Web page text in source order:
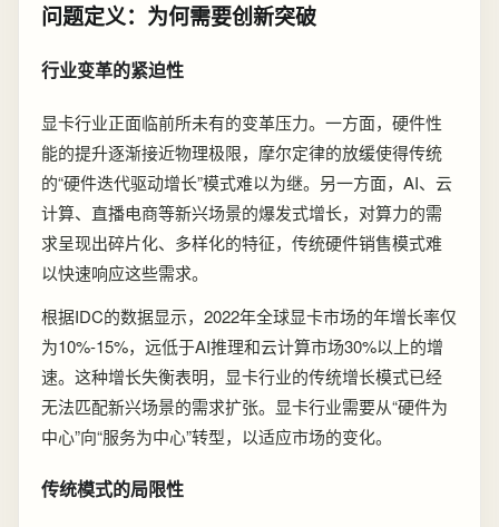
问题定义：为何需要创新突破
行业变革的紧迫性
显卡行业正面临前所未有的变革压力。一方面，硬件性
能的提升逐渐接近物理极限，摩尔定律的放缓使得传统
的“硬件迭代驱动增长”模式难以为继。另一方面，AI、云
计算、直播电商等新兴场景的爆发式增长，对算力的需
求呈现出碎片化、多样化的特征，传统硬件销售模式难
以快速响应这些需求。
根据IDC的数据显示，2022年全球显卡市场的年增长率仅
为10%-15%，远低于AI推理和云计算市场30%以上的增
速。这种增长失衡表明，显卡行业的传统增长模式已经
无法匹配新兴场景的需求扩张。显卡行业需要从“硬件为
中心”向“服务为中心”转型，以适应市场的变化。
传统模式的局限性